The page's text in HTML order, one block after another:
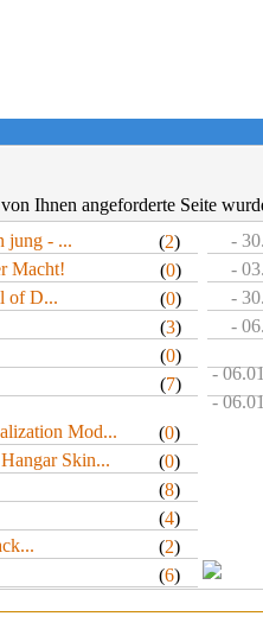
Ihnen angeforderte Seite
jung - ... (2)
Macht! (0)
of D... (0)
(3)
(0)
(7)
-
-
-
-
-
-
Mod... (0)
Skin... (0)
(8)
(4)
(2)
(6)